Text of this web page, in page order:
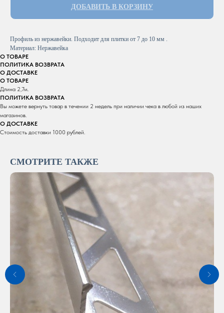
ДОБАВИТЬ В КОРЗИНУ
Профиль из нержавейки. Подходит для плитки от 7 до 10 мм .
Материал: Нержавейка
О ТОВАРЕ
ПОЛИТИКА ВОЗВРАТА
О ДОСТАВКЕ
О ТОВАРЕ
Длина 2,7м.
ПОЛИТИКА ВОЗВРАТА
Вы можете вернуть товар в течении 2 недель при наличии чека в любой из наших
магазинов.
О ДОСТАВКЕ
Стоимость доставки 1000 рублей.
СМОТРИТЕ ТАКЖЕ